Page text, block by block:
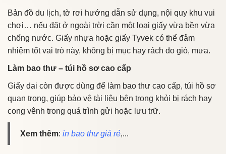
Bản đồ du lịch, tờ rơi hướng dẫn sử dụng, nội quy khu vui
chơi… nếu đặt ở ngoài trời cần một loại giấy vừa bền vừa
chống nước. Giấy nhựa hoặc giấy Tyvek có thể đảm
nhiệm tốt vai trò này, không bị mục hay rách do gió, mưa.
Làm bao thư – túi hồ sơ cao cấp
Giấy dai còn được dùng để làm bao thư cao cấp, túi hồ sơ
quan trọng, giúp bảo vệ tài liệu bên trong khỏi bị rách hay
cong vênh trong quá trình gửi hoặc lưu trữ.
Xem thêm: in bao thư giá rẻ,...